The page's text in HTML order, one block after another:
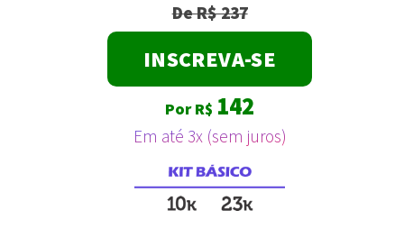
De R$ 237
INSCREVA-SE
Por R$ 142
Em até 3x (sem juros)